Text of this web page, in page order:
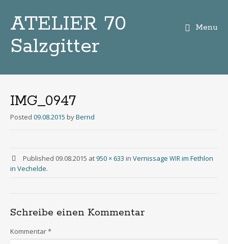
ATELIER 70
Salzgitter
Menu
IMG_0947
Posted 09.08.2015 byBernd
Published 09.08.2015 at950 × 633 in Vernissage WIRim Fethlon
in Vechelde.
Schreibe einen Kommentar
Kommentar*